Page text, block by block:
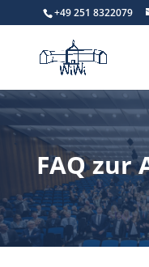
+49 251 8322079
FAQ zur